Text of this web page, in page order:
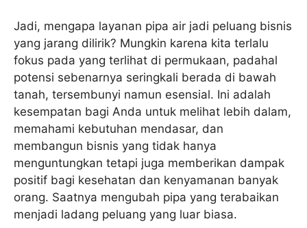
Jadi, mengapa layanan pipa air jadi peluang bisnis
yang jarang dilirik? Mungkin karena kita terlalu
fokus pada yang terlihat di permukaan, padahal
potensi sebenarnya seringkali berada di bawah
tanah, tersembunyi namun esensial. Ini adalah
kesempatan bagi Anda untuk melihat lebih dalam,
memahami kebutuhan mendasar, dan
membangun bisnis yang tidak hanya
menguntungkan tetapi juga memberikan dampak
positif bagi kesehatan dan kenyamanan banyak
orang. Saatnya mengubah pipa yang terabaikan
menjadi ladang peluang yang luar biasa.